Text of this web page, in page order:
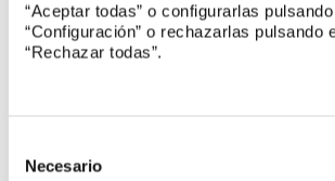
“Aceptar todas” o configurarlas
“Configuración” o rechazarlas pulsando
“Rechazar todas”.
Necesario